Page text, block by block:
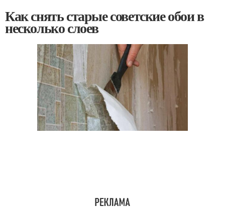
Как снять старые советские обои в
несколько слоев